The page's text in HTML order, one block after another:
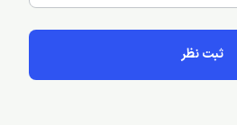
ثبت نظر